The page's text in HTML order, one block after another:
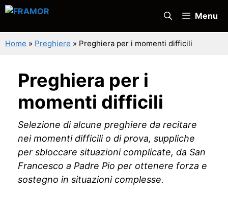
Vai
contenuto
Menu
Home » Preghiere » Preghiera per i momenti difficili
Preghiera per i
momenti difficili
Selezione di alcune preghiere da recitare
nei momenti difficili o di prova, suppliche
per sbloccare situazioni complicate, da San
Francesco a Padre Pio per ottenere forza e
sostegno in situazioni complesse.